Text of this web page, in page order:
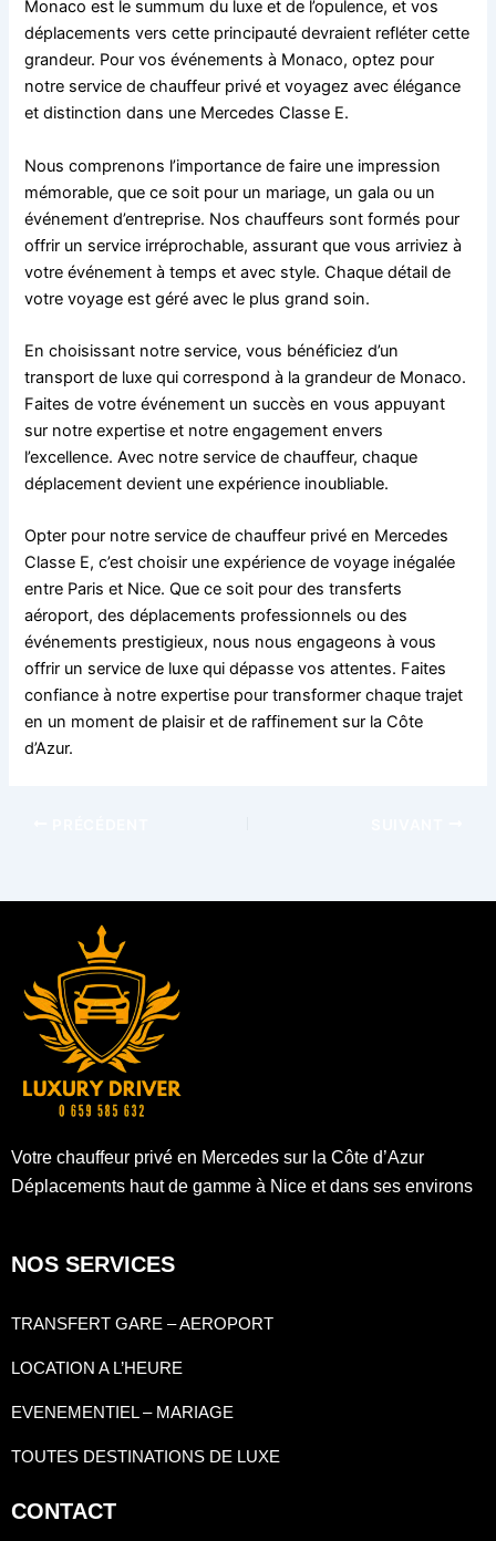
Monaco est le summum du luxe et de l’opulence, et vos
déplacements vers cette principauté devraient refléter cette
grandeur. Pour vos événements à Monaco, optez pour
notre service de chauffeur privé et voyagez avec élégance
et distinction dans une Mercedes Classe E.
Nous comprenons l’importance de faire une impression
mémorable, que ce soit pour un mariage, un gala ou un
événement d’entreprise. Nos chauffeurs sont formés pour
offrir un service irréprochable, assurant que vous arriviez à
votre événement à temps et avec style. Chaque détail de
votre voyage est géré avec le plus grand soin.
En choisissant notre service, vous bénéficiez d’un
transport de luxe qui correspond à la grandeur de Monaco.
Faites de votre événement un succès en vous appuyant
sur notre expertise et notre engagement envers
l’excellence. Avec notre service de chauffeur, chaque
déplacement devient une expérience inoubliable.
Opter pour notre service de chauffeur privé en Mercedes
Classe E, c’est choisir une expérience de voyage inégalée
entre Paris et Nice. Que ce soit pour des transferts
aéroport, des déplacements professionnels ou des
événements prestigieux, nous nous engageons à vous
offrir un service de luxe qui dépasse vos attentes. Faites
confiance à notre expertise pour transformer chaque trajet
en un moment de plaisir et de raffinement sur la Côte
d’Azur.
Votre chauffeur privé en Mercedes sur la Côte d’Azur
Déplacements haut de gamme à Nice et dans ses environs
NOS SERVICES
TRANSFERT GARE – AEROPORT
LOCATION A L’HEURE
EVENEMENTIEL – MARIAGE
TOUTES DESTINATIONS DE LUXE
CONTACT